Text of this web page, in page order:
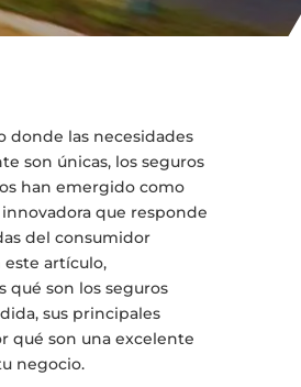
donde las necesidades
son únicas, los seguros
han emergido como
que responde
del consumidor
este artículo,
qué son los seguros
sus principales
qué son una excelente
negocio.